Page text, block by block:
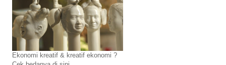
Ekonomi kreatif & kreatif ekonomi ?